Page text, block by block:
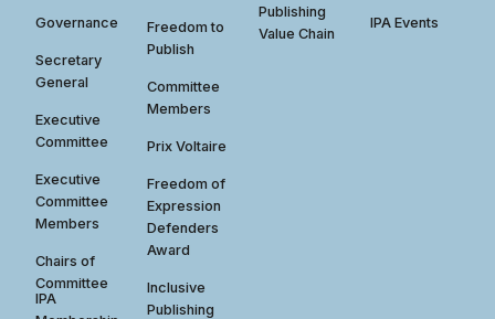
Governance
Secretary
General
Executive
Committee
Executive
Committee
Members
Chairs of
Committee
IPA
Freedom to
Publish
Committee
Members
Prix Voltaire
Freedom of
Expression
Defenders
Award
Inclusive
Publishing
Publishing
Value Chain
IPA Events